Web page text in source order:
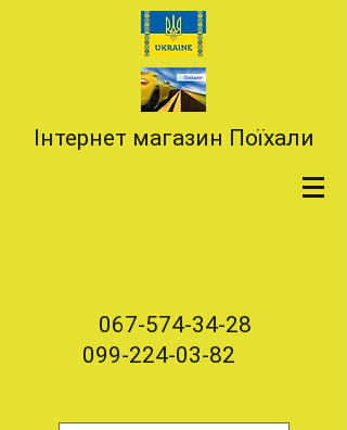
Інтернет магазин Поїхали
067-574-34-28
099-224-03-82